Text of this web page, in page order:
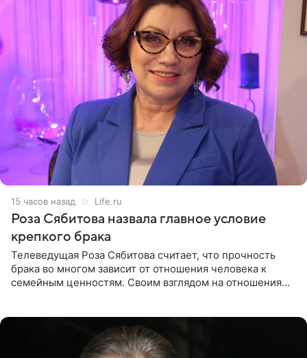
15 часов назад Life.ru
Роза Сябитова назвала главное условие
крепкого брака
Телеведущая Роза Сябитова считает, что прочность
брака во многом зависит от отношения человека к
семейным ценностям. Своим взглядом на отношения